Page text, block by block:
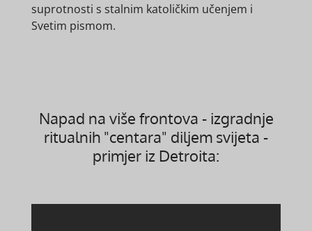
suprotnosti s stalnim katoličkim učenjem i
Svetim pismom.
Napad na više frontova - izgradnje
ritualnih "centara" diljem svijeta -
primjer iz Detroita: